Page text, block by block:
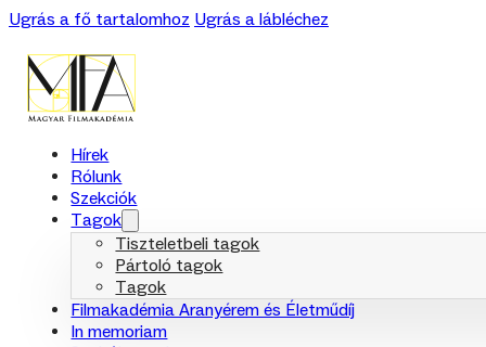
Ugrás a fő tartalomhoz Ugrás a lábléchez
Hírek
Rólunk
Szekciók
Tagok
Tiszteletbeli tagok
Pártoló tagok
Tagok
Filmakadémia Aranyérem és Életműdíj
In memoriam